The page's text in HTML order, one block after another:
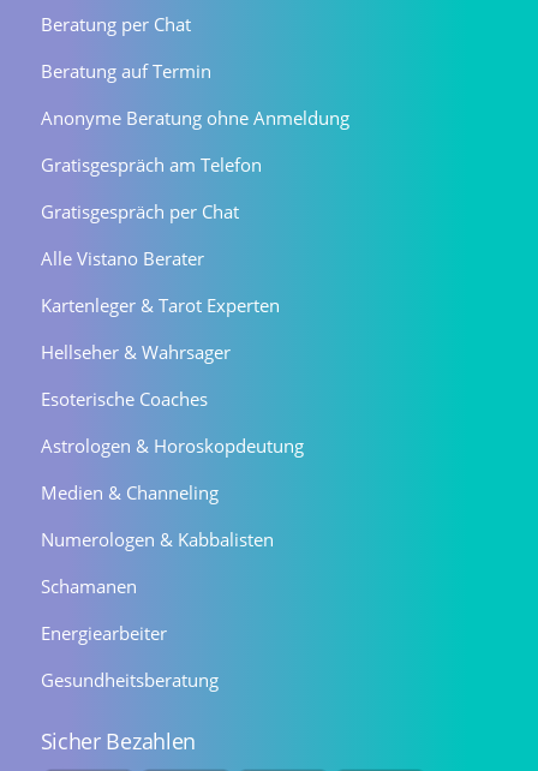
Beratung per Chat
Beratung auf Termin
Anonyme Beratung ohne Anmeldung
Gratisgespräch am Telefon
Gratisgespräch per Chat
Alle Vistano Berater
Kartenleger & Tarot Experten
Hellseher & Wahrsager
Esoterische Coaches
Astrologen & Horoskopdeutung
Medien & Channeling
Numerologen & Kabbalisten
Schamanen
Energiearbeiter
Gesundheitsberatung
Sicher Bezahlen